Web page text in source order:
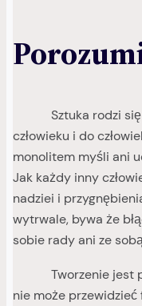
Sztuka rodzi się z
człowieku i do
monolitem myśli ani
Jak każdy inny
nadziei i
wytrwale, bywa że
sobie rady ani ze
Tworzenie jest
nie może przewidzieć